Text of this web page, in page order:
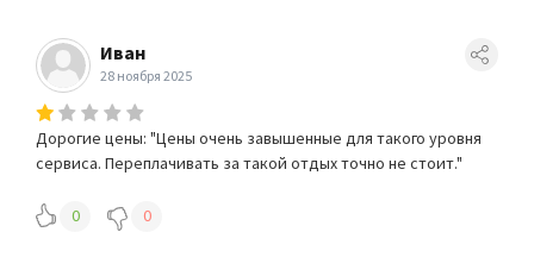
Иван
28 ноября 2025
Дорогие цены: "Цены очень завышенные для такого уровня
сервиса. Переплачивать за такой отдых точно не стоит."
0 0